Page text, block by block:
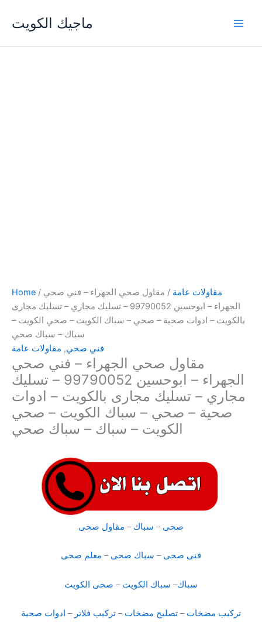
content
ماجيك الكويت
Home / مقاولات عامة / مقاول صحي الجهراء – فني صحي
الجهراء – ابوحسين 99790052 – تسليك مجاري – تسليك مجارى
بالكويت – ادوات صحية – صحي – سباك الكويت – صحي الكويت –
سباك – سباك صحي
فني صحي, مقاولات عامة
مقاول صحي الجهراء – فني صحي
الجهراء – ابوحسين 99790052 – تسليك
مجاري – تسليك مجارى بالكويت – ادوات
صحية – صحي – سباك الكويت – صحي
الكويت – سباك – سباك صحي
صحى – سباك – مقاول صحى
فنى صحى – سباك صحى – معلم صحى
سباك– سباك الكويت – صحى الكويت
تركيب مضخات – تصليح مضخات – تركيب فلاتر – ادوات صحية